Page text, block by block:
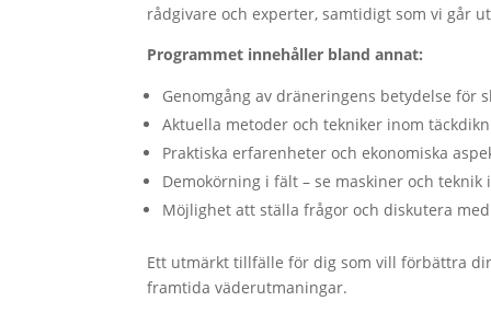
rådgivare och experter, samtidigt som vi går
Programmet innehåller bland annat:
Genomgång av dräneringens betydelse för
Aktuella metoder och tekniker inom
Praktiska erfarenheter och ekonomiska
Demokörning i fält – se maskiner och teknik
Möjlighet att ställa frågor och diskutera
Ett utmärkt tillfälle för dig som vill förbättra
framtida väderutmaningar.